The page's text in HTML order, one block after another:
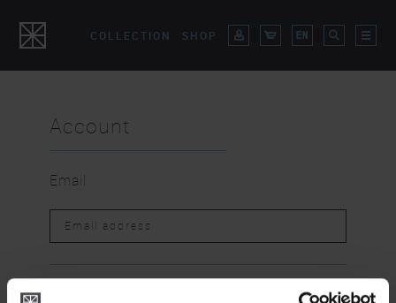
COLLECTION SHOP
Account
Email
Clip White Moons
Ocular Ocular Ring lights